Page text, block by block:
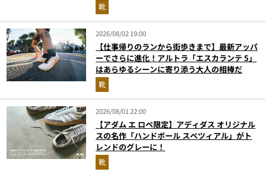
靴
2026/08/02 19:00
【仕事帰りのランから街歩きまで】最新アッパ
ーでさらに進化！アルトラ「エスカランテ 5」
はあらゆるシーンに寄り添う大人の相棒だ
靴
2026/08/01 22:00
【アダム エ ロペ限定】アディダス オリジナル
スの名作「ハンドボール スペツィアル」がト
レンドのグレーに！
靴